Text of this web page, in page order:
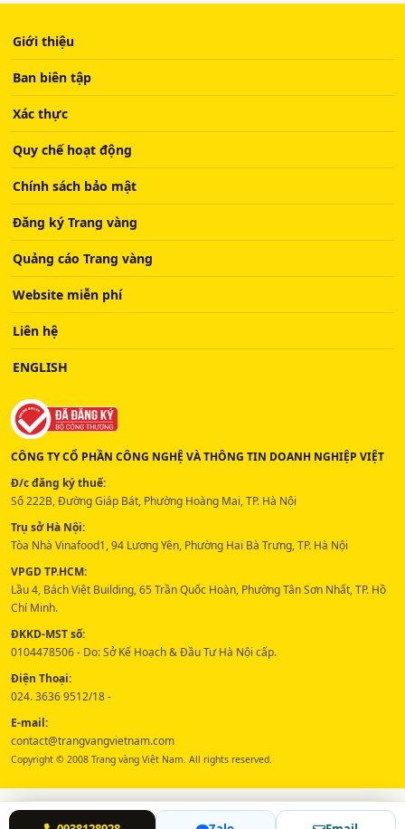
Giới thiệu
Ban biên tập
Xác thực
Quy chế hoạt động
Chính sách bảo mật
Đăng ký Trang vàng
Quảng cáo Trang vàng
Website miễn phí
Liên hệ
ENGLISH
CÔNG TY CỔ PHẦN CÔNG NGHỆ VÀ THÔNG TIN DOANH NGHIỆP VIỆT
Đ/c đăng ký thuế:
Số 222B, Đường Giáp Bát, Phường Hoàng Mai, TP. Hà Nội
Trụ sở Hà Nội:
Tòa Nhà Vinafood1, 94 Lương Yên, Phường Hai Bà Trưng, TP. Hà Nội
VPGD TP.HCM:
Lầu 4, Bách Việt Building, 65 Trần Quốc Hoàn, Phường Tân Sơn Nhất, TP. Hồ
Chí Minh.
ĐKKD-MST số:
0104478506 - Do: Sở Kế Hoạch & Đầu Tư Hà Nội cấp.
Điện Thoại:
024. 3636 9512/18 -
E-mail:
contact@trangvangvietnam.com
Copyright © 2008 Trang vàng Việt Nam. All rights reserved.